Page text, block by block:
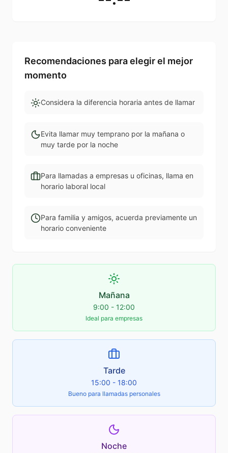
Recomendaciones para elegir el mejor
momento
Considera la diferencia horaria antes de llamar
Evita llamar muy temprano por la mañana o
muy tarde por la noche
Para llamadas a empresas u oficinas, llama en
horario laboral local
Para familia y amigos, acuerda previamente un
horario conveniente
Mañana
9:00 - 12:00
Ideal para empresas
Tarde
15:00 - 18:00
Bueno para llamadas personales
Noche